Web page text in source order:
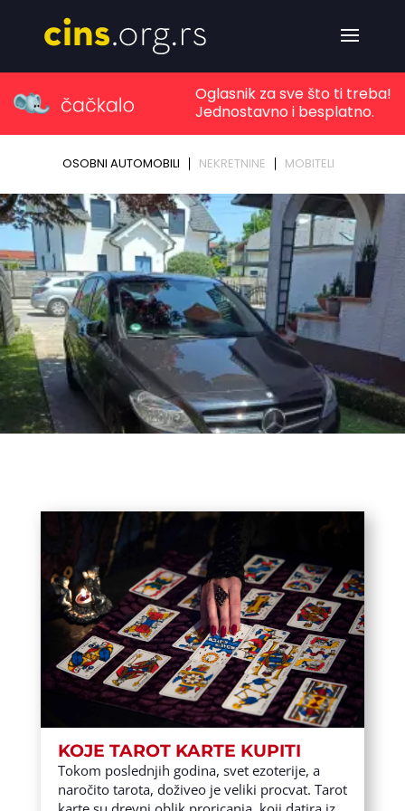
KOJE TAROT KARTE KUPITI
Tokom poslednjih godina, svet ezoterije, a
naročito tarota, doživeo je veliki procvat. Tarot